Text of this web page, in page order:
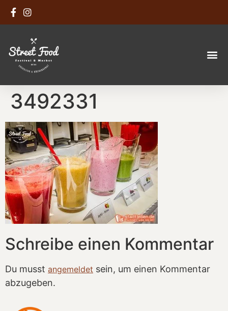
3492331
Schreibe einen Kommentar
Du musst angemeldet sein, um einen Kommentar
abzugeben.